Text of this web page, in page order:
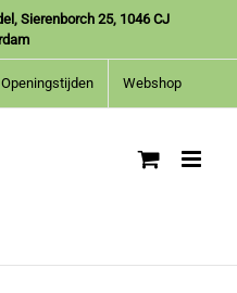
Sierenborch 25, 1046 CJ
Webshop